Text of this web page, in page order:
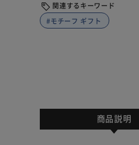
関連するキーワード
#モチーフ ギフト
商品説明